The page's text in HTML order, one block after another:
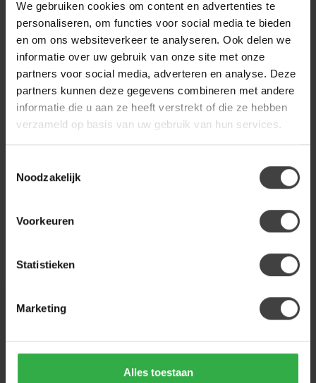
We gebruiken cookies om content en advertenties te
personaliseren, om functies voor social media te bieden
en om ons websiteverkeer te analyseren. Ook delen we
informatie over uw gebruik van onze site met onze
partners voor social media, adverteren en analyse. Deze
partners kunnen deze gegevens combineren met andere
informatie die u aan ze heeft verstrekt of die ze hebben
verzameld op basis van uw gebruik van hun services.
Noodzakelijk
Voorkeuren
Statistieken
Marketing
Alles toestaan
Light en Living Vloerlamp
30x15x142 cm JAMIRI antiek
brons
€159,80
goud(14) vloerlamp(2)
Heb je een vraag over dit product?
op met onze klantenservice
info@dewoonwinkel.nlof
+31
224 850 926. We helpen je graag.